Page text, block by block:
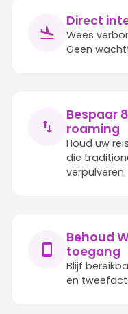
Direct
Wees
Geen
Bespaar
roaming
Houd uw
die
verpulveren.
Behoud
toegang
Blijf
en